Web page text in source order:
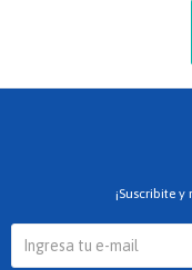
¡Suscribite